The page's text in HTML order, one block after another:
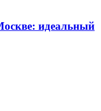
идеальный